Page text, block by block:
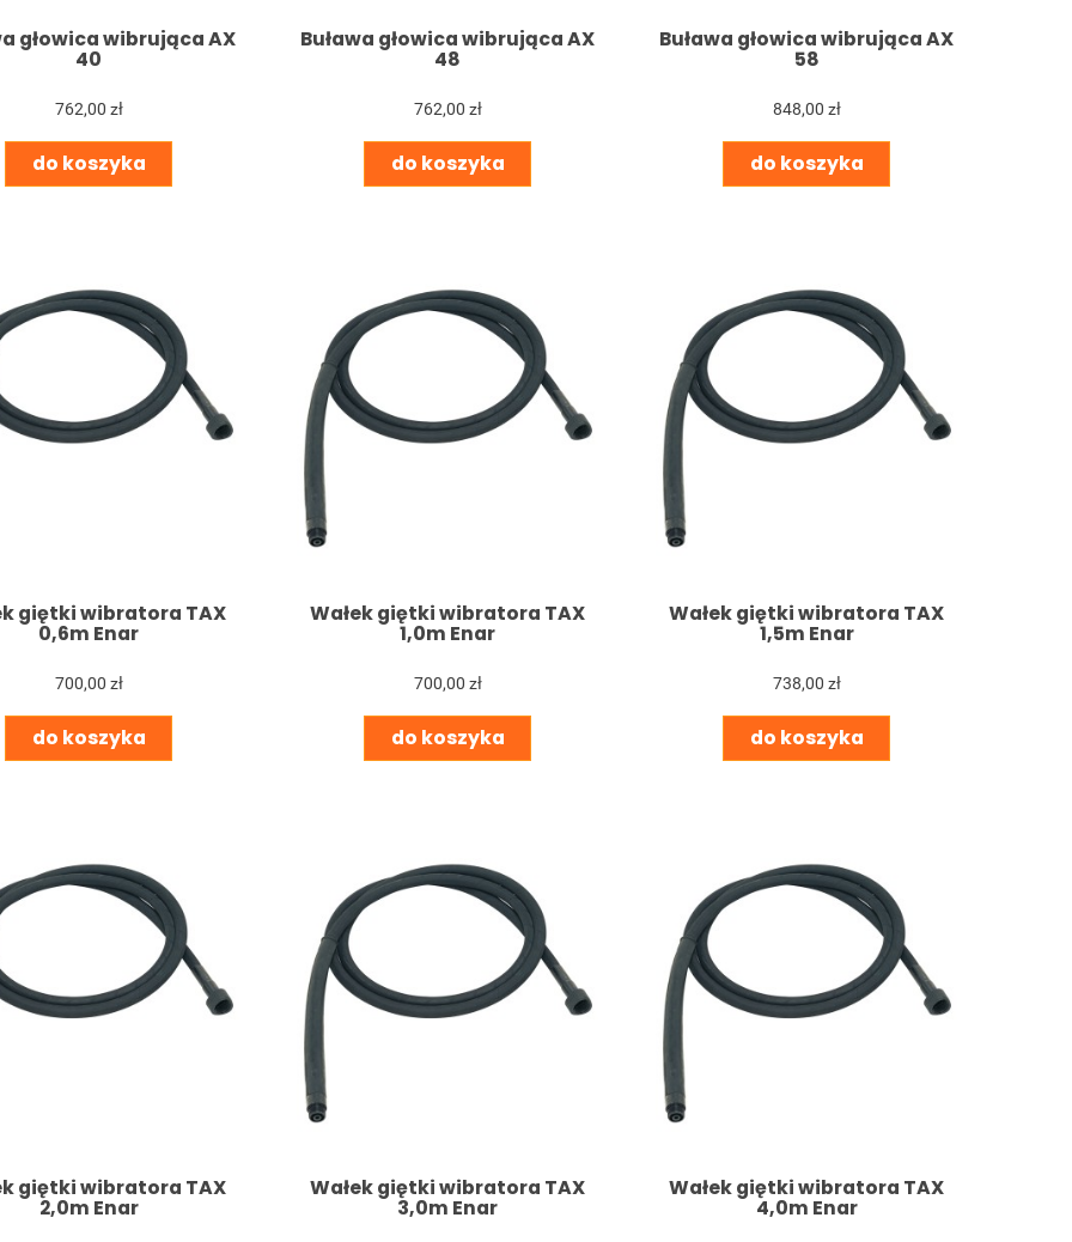
głowica wibrująca AX
40
762,00 zł
do koszyka
Buława głowica wibrująca AX
48
762,00 zł
do koszyka
Buława głowica wibrująca AX
58
848,00 zł
do koszyka
giętki wibratora TAX
0,6m Enar
700,00 zł
do koszyka
Wałek giętki wibratora TAX
1,0m Enar
700,00 zł
do koszyka
Wałek giętki wibratora TAX
1,5m Enar
738,00 zł
do koszyka
giętki wibratora TAX
2,0m Enar
Wałek giętki wibratora TAX
3,0m Enar
Wałek giętki wibratora TAX
4,0m Enar